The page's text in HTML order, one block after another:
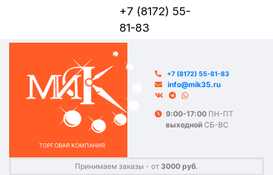
+7 (8172) 55-
81-83
ТОРГОВАЯ КОМПАНИЯ
Принимаем заказы - от 3000 руб.
+7 (8172) 55-81-83
info@mik35.ru
9:00-17:00 ПН-ПТ
выходной СБ-ВС